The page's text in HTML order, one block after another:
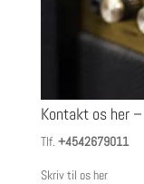
Kontakt os her –
Tlf. +4542679011
Skriv til os her